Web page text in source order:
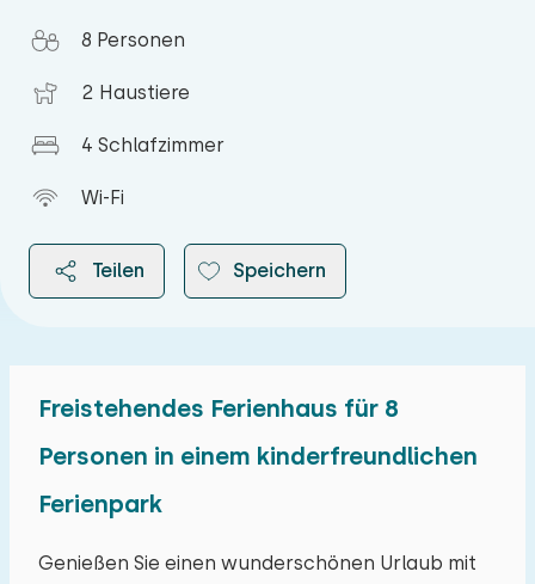
8 Personen
2 Haustiere
4 Schlafzimmer
Wi-Fi
Teilen Speichern
Freistehendes Ferienhaus für 8
Personen in einem kinderfreundlichen
Ferienpark
Genießen Sie einen wunderschönen Urlaub mit
Mo Di Mi Do Fr Sa So